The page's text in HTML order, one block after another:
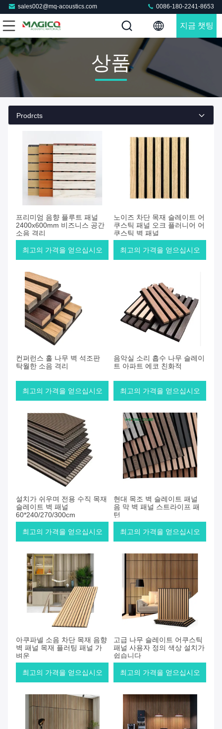
sales002@mq-acoustics.com 0086-180-2241-8653
지금 챗팅
상품
Prodrcts
프리미엄 음향 플루트 패널
2400x600mm 비즈니스 공간
소음 격리
최고의 가격을 얻으십시오
노이즈 차단 목재 슬레이트 어
쿠스틱 패널 오크 플러니어 어
쿠스틱 벽 패널
최고의 가격을 얻으십시오
컨퍼런스 홀 나무 벽 석조판
탁월한 소음 격리
최고의 가격을 얻으십시오
음악실 소리 흡수 나무 슬레이
트 아파트 에코 친화적
최고의 가격을 얻으십시오
설치가 쉬우며 전용 수직 목재
슬레이트 벽 패널
60*240/270/300cm
최고의 가격을 얻으십시오
현대 목조 벽 슬레이트 패널
음 막 벽 패널 스트라이프 패
턴
최고의 가격을 얻으십시오
아쿠파넬 소음 차단 목재 음향
벽 패널 목재 플러팅 패널 가
벼운
최고의 가격을 얻으십시오
고급 나무 슬레이트 어쿠스틱
패널 사용자 정의 색상 설치가
쉽습니다
최고의 가격을 얻으십시오